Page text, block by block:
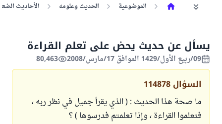
الموضوعية الحديث وعلومه الأحاديث
يسأل عن حديث يحض على تعلم القراءة
09/ربيع الأول/1429 الموافق 17/مارس/2008 80,463
السؤال 114878
ما صحة هذا الحديث : ( الذي يقرأ جميل في نظر ربه ،
فتعلموا القراءة ، وإذا تعلمتم فدرسوها ) ؟